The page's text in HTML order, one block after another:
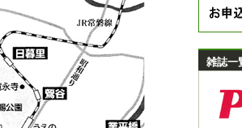
雑誌一